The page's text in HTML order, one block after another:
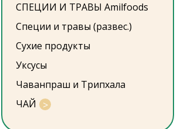
СПЕЦИИ И ТРАВЫ Amilfoods
Специи и травы (развес.)
Сухие продукты
Уксусы
Чаванпраш и Трипхала
ЧАЙ